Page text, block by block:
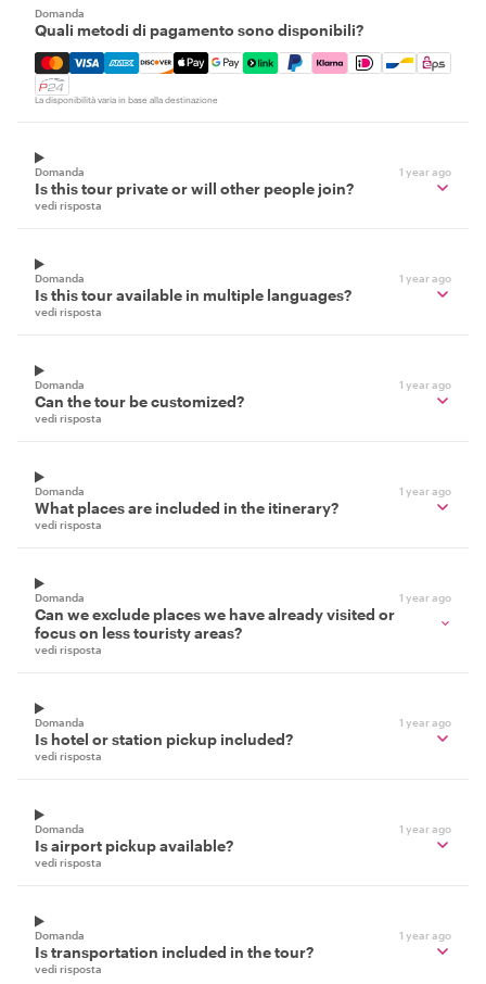
Domanda
Quali metodi di pagamento sono disponibili?
Mastercard, Visa, Amex, Discover, Apple Pay, Google
La disponibilità varia in base alla destinazione
Domanda 1 year ago
Is this tour private or will other people join?
vedi risposta
Domanda 1 year ago
Is this tour available in multiple languages?
vedi risposta
Domanda 1 year ago
Can the tour be customized?
vedi risposta
Domanda 1 year ago
What places are included in the itinerary?
vedi risposta
Domanda 1 year ago
Can we exclude places we have already visited or
focus on less touristy areas?
vedi risposta
Domanda 1 year ago
Is hotel or station pickup included?
vedi risposta
Domanda 1 year ago
Is airport pickup available?
vedi risposta
Domanda 1 year ago
Is transportation included in the tour?
vedi risposta